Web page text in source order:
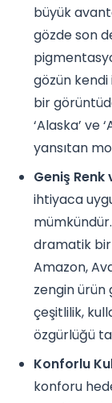
büyük
gözde son
gözün
bir
‘Alaska’ ve
yansıtan
Geniş Renk
ihtiyaca
dramatik bir
Amazon,
zengin ürün
çeşitlilik,
özgürlüğü
Konforlu
konforu